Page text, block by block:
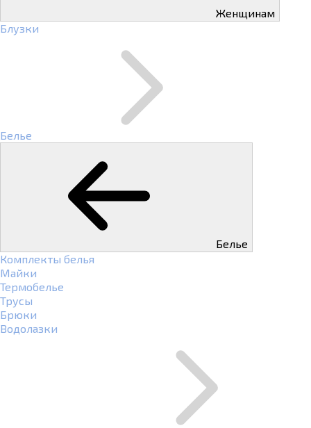
Женщинам
Блузки
Белье
Белье
Комплекты белья
Майки
Термобелье
Трусы
Брюки
Водолазки